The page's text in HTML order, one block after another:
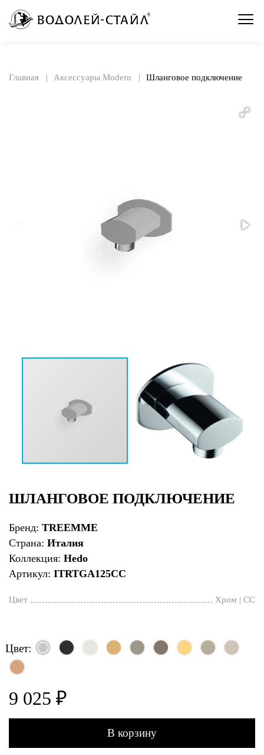
Главная Аксессуары Modern Шланговое подключение
ШЛАНГОВОЕ ПОДКЛЮЧЕНИЕ
Бренд: TREEMME
Страна: Италия
Коллекция: Hedo
Артикул: ITRTGA125CC
Цвет Хром | CC
Цвет:
9 025 ₽
В корзину